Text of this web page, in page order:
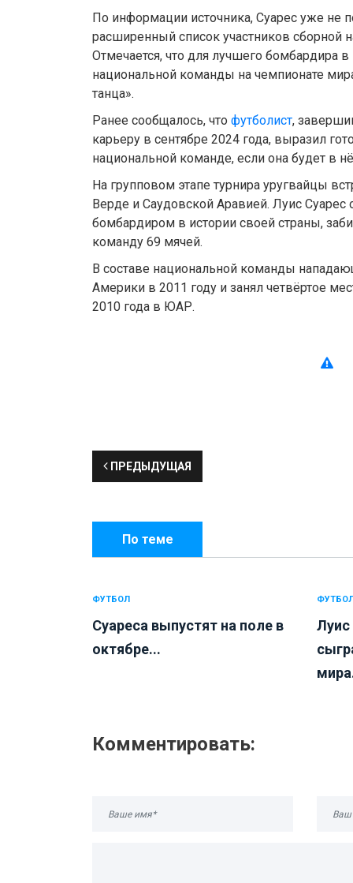
По информации источника, Суарес уже не
расширенный список участников сборной
Отмечается, что для лучшего бомбардира в
национальной команды на чемпионате
танца».
Ранее сообщалось, что футболист,
карьеру в сентябре 2024 года, выразил
национальной команде, если она будет в
На групповом этапе турнира уругвайцы
Верде и Саудовской Аравией. Луис Суарес
бомбардиром в истории своей страны,
команду 69 мячей.
В составе национальной команды
Америки в 2011 году и занял четвёртое
2010 года в ЮАР.
ПРЕДЫДУЩАЯ
По теме
ФУТБОЛ
Суареса выпустят на поле в
октябре...
ФУТБОЛ
Комментировать: